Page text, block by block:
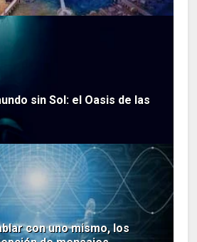
sin Sol: el Oasis de las
con uno mismo, los